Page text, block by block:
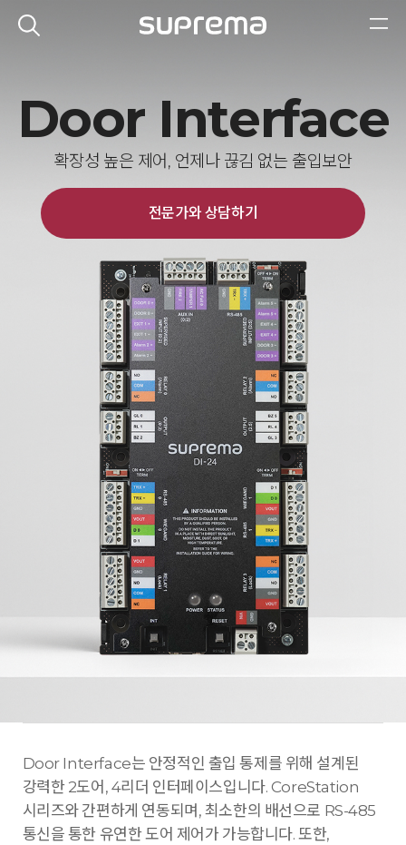
Door Interface
확장성 높은 제어, 언제나 끊김 없는 출입보안
전문가와 상담하기
Door Interface는 안정적인 출입 통제를 위해 설계된
강력한 2도어, 4리더 인터페이스입니다. CoreStation
시리즈와 간편하게 연동되며, 최소한의 배선으로 RS-485
통신을 통한 유연한 도어 제어가 가능합니다. 또한,